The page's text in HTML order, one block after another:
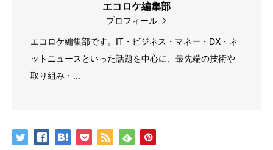
エコロケ編集部
プロフィール
エコロケ編集部です。IT・ビジネス・マネー・DX・ネ
ットニュースといった話題を中心に、最先端の技術や
取り組み・...